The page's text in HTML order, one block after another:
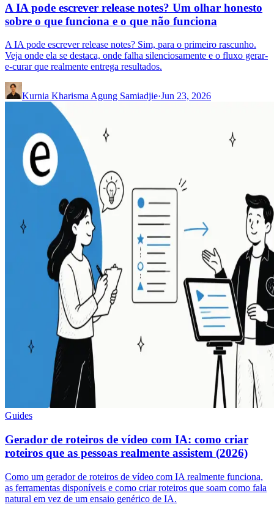
A IA pode escrever release notes? Um olhar honesto
sobre o que funciona e o que não funciona
A IA pode escrever release notes? Sim, para o primeiro rascunho.
Veja onde ela se destaca, onde falha silenciosamente e o fluxo gerar-
e-curar que realmente entrega resultados.
Kurnia Kharisma Agung Samiadjie·Jun 23, 2026
Guides
Gerador de roteiros de vídeo com IA: como criar
roteiros que as pessoas realmente assistem (2026)
Como um gerador de roteiros de vídeo com IA realmente funciona,
as ferramentas disponíveis e como criar roteiros que soam como fala
natural em vez de um ensaio genérico de IA.